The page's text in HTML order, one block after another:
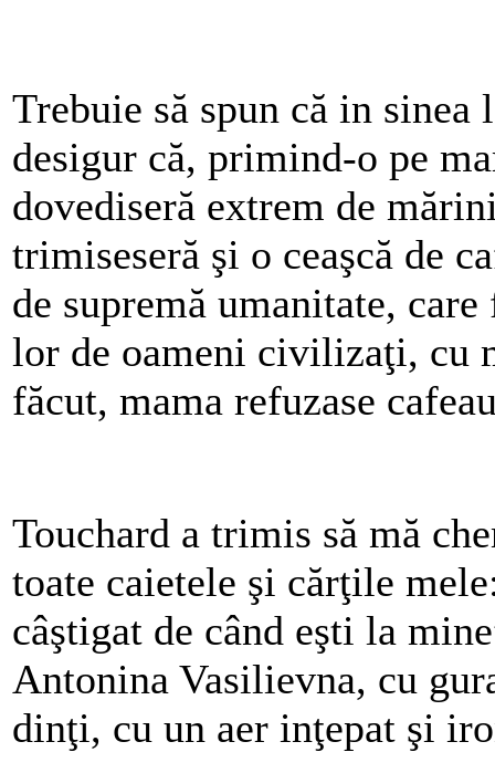
Trebuie să spun că in
desigur că, primind-o pe
dovediseră extrem de
trimiseseră şi o ceaşcă de
de supremă umanitate,
lor de oameni civilizaţi, cu
făcut, mama refuzase
Touchard a trimis să mă
toate caietele şi cărţile
câştigat de când eşti la
Antonina Vasilievna, cu
dinţi, cu un aer inţepat şi